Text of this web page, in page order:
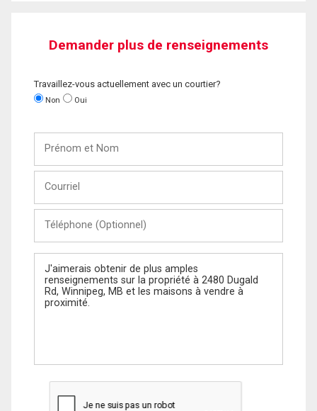
Demander plus de renseignements
Travaillez-vous actuellement avec un courtier?
Non Oui
Nom
(Optionnel)
Message